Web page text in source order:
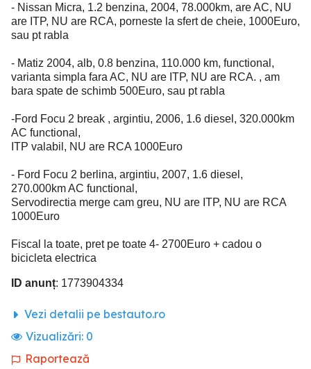
- Nissan Micra, 1.2 benzina, 2004, 78.000km, are AC, NU
are ITP, NU are RCA, porneste la sfert de cheie, 1000Euro,
sau pt rabla
- Matiz 2004, alb, 0.8 benzina, 110.000 km, functional,
varianta simpla fara AC, NU are ITP, NU are RCA. , am
bara spate de schimb 500Euro, sau pt rabla
-Ford Focu 2 break , argintiu, 2006, 1.6 diesel, 320.000km
AC functional,
ITP valabil, NU are RCA 1000Euro
- Ford Focu 2 berlina, argintiu, 2007, 1.6 diesel,
270.000km AC functional,
Servodirectia merge cam greu, NU are ITP, NU are RCA
1000Euro
Fiscal la toate, pret pe toate 4- 2700Euro + cadou o
bicicleta electrica
ID anunț: 1773904334
Vezi detalii pe bestauto.ro
Vizualizări: 0
Raportează